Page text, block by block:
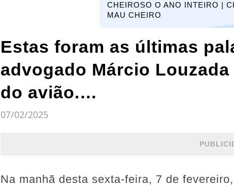
CHEIROSO O ANO INTEIRO |
MAU CHEIRO
Estas foram as últimas
advogado Márcio
do avião.…
07/02/2025
Na manhã desta sexta-feira, 7 de